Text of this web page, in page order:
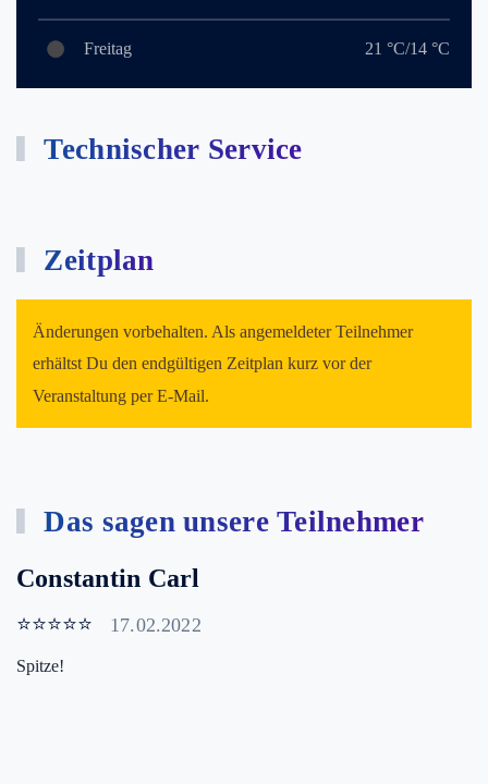
Freitag 21 °C/14 °C
Technischer Service
Zeitplan
Änderungen vorbehalten. Als angemeldeter Teilnehmer
erhältst Du den endgültigen Zeitplan kurz vor der
Veranstaltung per E-Mail.
Das sagen unsere Teilnehmer
Constantin Carl
⭐⭐⭐⭐⭐ 17.02.2022
Spitze!